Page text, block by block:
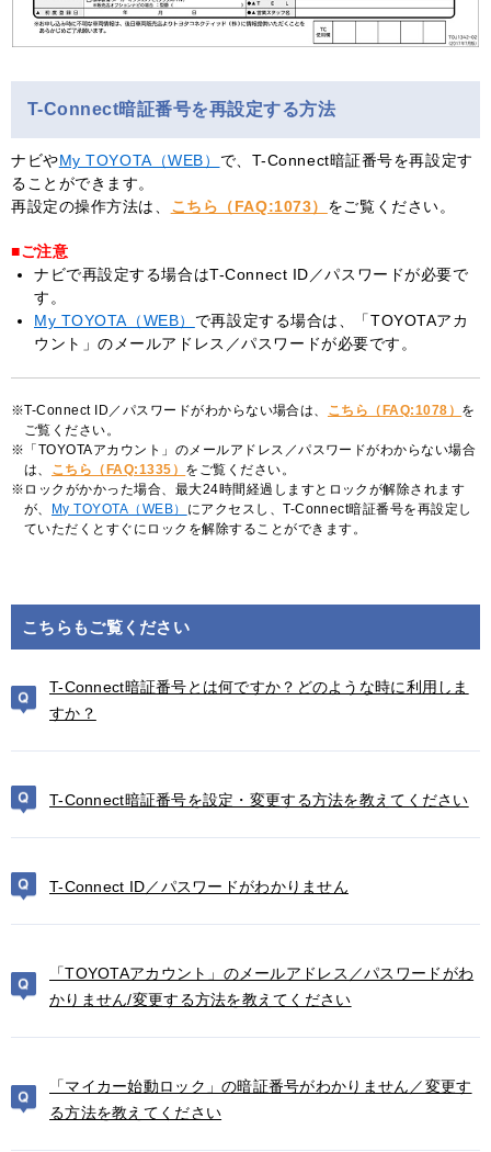
T-Connect暗証番号を再設定する方法
ナビやMy TOYOTA（WEB） で、T-Connect暗証番号を再設定す
ることができます。
再設定の操作方法は、 こちら（FAQ:1073） をご覧ください。
■ご注意
ナビで再設定する場合はT-Connect ID／パスワードが必要で
す。
My TOYOTA（WEB） で再設定する場合は、「TOYOTAアカ
ウント」のメールアドレス／パスワードが必要です。
T-Connect ID／パスワードがわからない場合は、 こちら（FAQ:1078） を
ご覧ください。
「TOYOTAアカウント」のメールアドレス／パスワードがわからない場合
は、 こちら（FAQ:1335） をご覧ください。
ロックがかかった場合、最大24時間経過しますとロックが解除されます
が、
My TOYOTA（WEB） にアクセスし、T-Connect暗証番号を再設定し
ていただくとすぐにロックを解除することができます。
こちらもご覧ください
T-Connect暗証番号とは何ですか？どのような時に利用しま
すか？
T-Connect暗証番号を設定・変更する方法を教えてください
T-Connect ID／パスワードがわかりません
「TOYOTAアカウント」のメールアドレス／パスワードがわ
かりません/変更する方法を教えてください
「マイカー始動ロック」の暗証番号がわかりません／変更す
る方法を教えてください